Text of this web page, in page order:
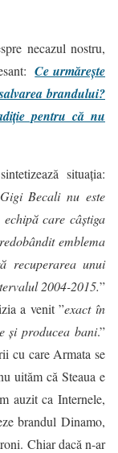
necazul nostru,
Ce urmărește
brandului?
pentru că nu
situația:
Becali nu este
care câștiga
emblema
recuperarea unui
2004-2015.”
a venit ”exact în
și producea bani.”
cu care Armata se
uităm că Steaua e
auzit ca Internele,
brandul Dinamo,
Chiar dacă n-ar